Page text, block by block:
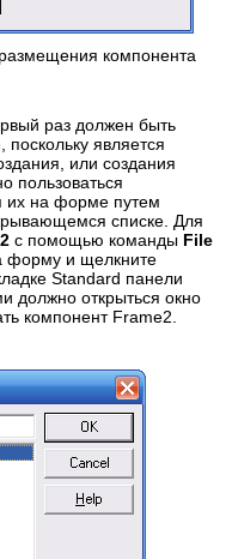
компонента
раз должен быть
является
или создания
пользоваться
их на форме путем
списке. Для
с помощью команды File
форму и щелкните
Standard панели
должно открыться окно
компонент Frame2.